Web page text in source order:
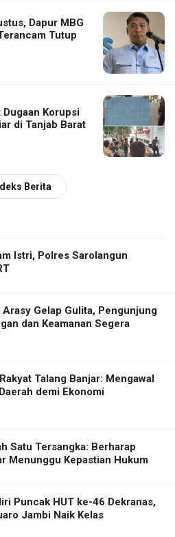
Dapur MBG
Tutup
Dugaan Korupsi
di Tanjab Barat
Berita
Istri, Polres Sarolangun
Gelap Gulita, Pengunjung
dan Keamanan Segera
Talang Banjar: Mengawal
demi Ekonomi
Satu Tersangka: Berharap
Menunggu Kepastian Hukum
Puncak HUT ke-46 Dekranas,
Jambi Naik Kelas